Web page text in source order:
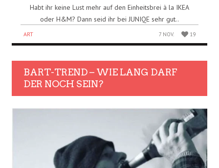
Habt ihr keine Lust mehr auf den Einheitsbrei à la IKEA
oder H&M? Dann seid ihr bei JUNIQE sehr gut..
ART 7 NOV. 19
BART-TREND – WIE LANG DARF
DER NOCH SEIN?